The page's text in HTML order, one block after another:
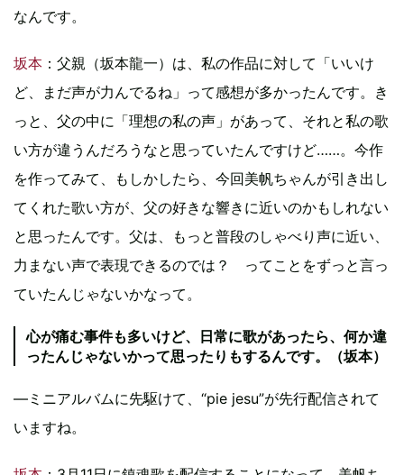
なんです。
坂本 ：父親（坂本龍一）は、私の作品に対して「いいけ
ど、まだ声が力んでるね」って感想が多かったんです。き
っと、父の中に「理想の私の声」があって、それと私の歌
い方が違うんだろうなと思っていたんですけど……。今作
を作ってみて、もしかしたら、今回美帆ちゃんが引き出し
てくれた歌い方が、父の好きな響きに近いのかもしれない
と思ったんです。父は、もっと普段のしゃべり声に近い、
力まない声で表現できるのでは？ ってことをずっと言っ
ていたんじゃないかなって。
心が痛む事件も多いけど、日常に歌があったら、何か違
ったんじゃないかって思ったりもするんです。（坂本）
―ミニアルバムに先駆けて、“pie jesu”が先行配信されて
いますね。